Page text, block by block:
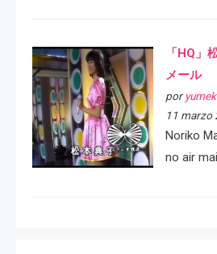
「HQ」
メール
por
11 marzo
Noriko
no air